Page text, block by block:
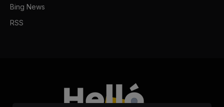
Bing News
RSS